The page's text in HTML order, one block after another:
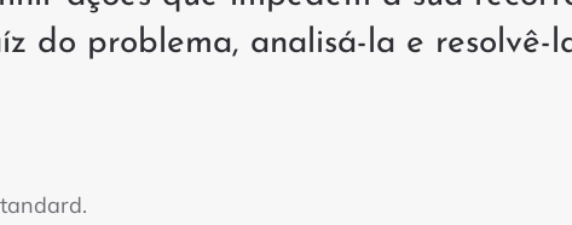
do problema, analisá-la e resolvê-